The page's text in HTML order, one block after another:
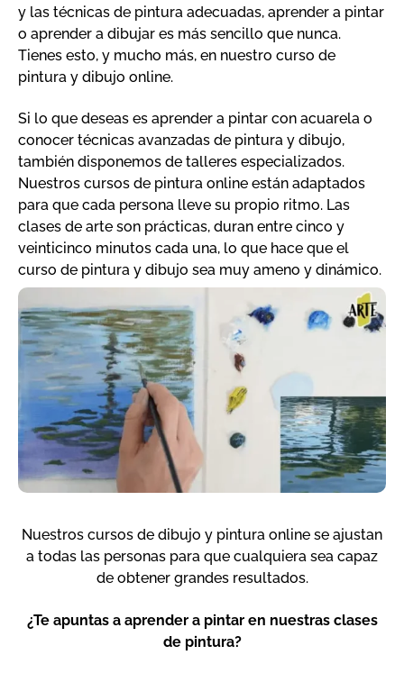
y las técnicas de pintura adecuadas, aprender a pintar
o aprender a dibujar es más sencillo que nunca.
Tienes esto, y mucho más, en nuestro curso de
pintura y dibujo online.
Si lo que deseas es aprender a pintar con acuarela o
conocer técnicas avanzadas de pintura y dibujo,
también disponemos de talleres especializados.
Nuestros cursos de pintura online están adaptados
para que cada persona lleve su propio ritmo. Las
clases de arte son prácticas, duran entre cinco y
veinticinco minutos cada una, lo que hace que el
curso de pintura y dibujo sea muy ameno y dinámico.
Nuestros cursos de dibujo y pintura online se ajustan
a todas las personas para que cualquiera sea capaz
de obtener grandes resultados.
¿Te apuntas a aprender a pintar en nuestras clases
de pintura?